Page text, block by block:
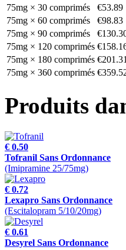
75mg × 30 comprimés
€53.89
75mg × 60 comprimés
€98.83
75mg × 90 comprimés
75mg × 120 comprimés
75mg × 180 comprimés €201.31
75mg × 360 comprimés
Produits
€ 0.50
Tofranil Sans Ordonnance
(Imipramine 25/75mg)
€ 0.72
Lexapro Sans Ordonnance
(Escitalopram 5/10/20mg)
€ 0.61
Desyrel Sans Ordonnance